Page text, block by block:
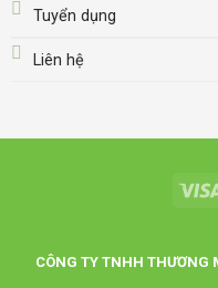
Tuyển dụng
Liên hệ
CÔNG TY TNHH THƯƠNG